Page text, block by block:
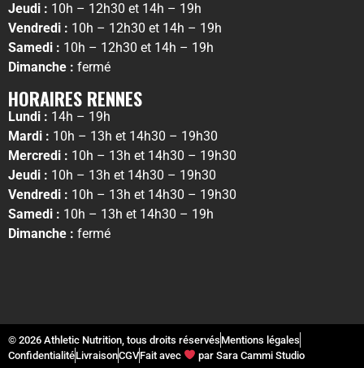
Jeudi : 10h – 12h30 et 14h – 19h
Vendredi : 10h – 12h30 et 14h – 19h
Samedi : 10h – 12h30 et 14h – 19h
Dimanche : fermé
HORAIRES RENNES
Lundi : 14h – 19h
Mardi : 10h – 13h et 14h30 – 19h30
Mercredi : 10h – 13h et 14h30 – 19h30
Jeudi : 10h – 13h et 14h30 – 19h30
Vendredi : 10h – 13h et 14h30 – 19h30
Samedi : 10h – 13h et 14h30 – 19h
Dimanche : fermé
© 2026 Athletic Nutrition, tous droits réservés Mentions légales
ConfidentialitéLivraisonCGVFait avec par Sara Cammi Studio